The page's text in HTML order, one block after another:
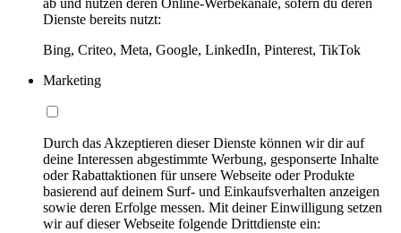
ab und nutzen deren Online-Werbekanäle, sofern du deren
Dienste bereits nutzt:
Bing, Criteo, Meta, Google, LinkedIn, Pinterest, TikTok
Marketing
Durch das Akzeptieren dieser Dienste können wir dir auf
deine Interessen abgestimmte Werbung, gesponserte Inhalte
oder Rabattaktionen für unsere Webseite oder Produkte
basierend auf deinem Surf- und Einkaufsverhalten anzeigen
sowie deren Erfolge messen. Mit deiner Einwilligung setzen
wir auf dieser Webseite folgende Drittdienste ein: